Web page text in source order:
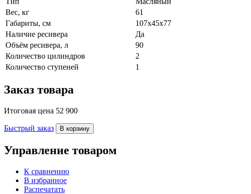
Вес, кг
61
Габариты, см
107x45x77
Наличие ресивера
Да
Объём ресивера, л
90
Количество цилиндров
2
Количество ступеней
1
Заказ товара
Итоговая цена 52 900
Быстрый заказ В корзину
Управление товаром
К сравнению
В избранное
Распечатать